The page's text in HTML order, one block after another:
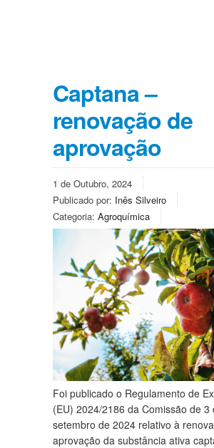
Captana –
renovação de
aprovação
1 de Outubro, 2024
Publicado por: Inês Silveiro
Categoria: Agroquímica
Foi publicado o Regulamento de
(EU) 2024/2186 da Comissão de 3
setembro de 2024 relativo à
aprovação da substância ativa